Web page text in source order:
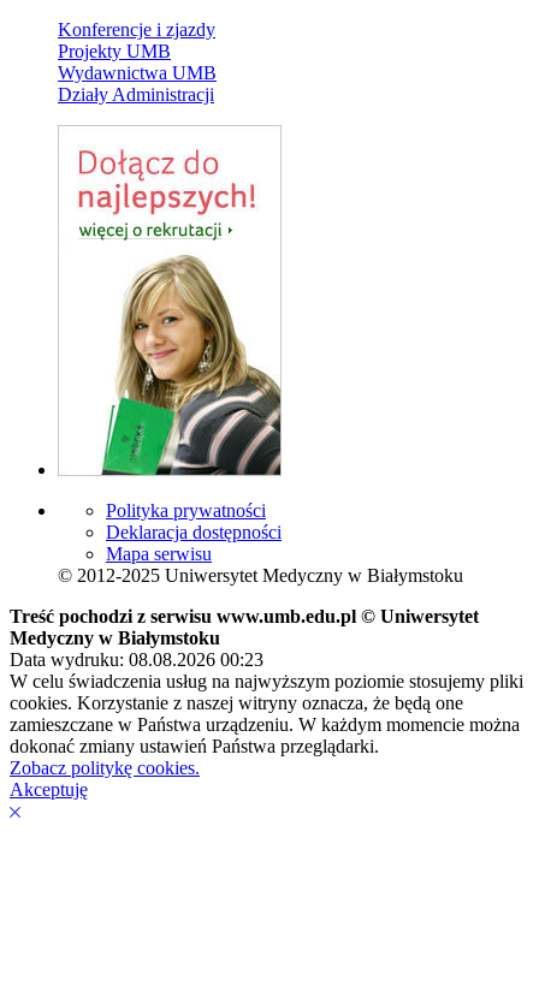
Konferencje i zjazdy
Projekty UMB
Wydawnictwa UMB
Działy Administracji
Polityka prywatności
Deklaracja dostępności
Mapa serwisu
© 2012-2025 Uniwersytet Medyczny w Białymstoku
Treść pochodzi z serwisu www.umb.edu.pl © Uniwersytet
Medyczny w Białymstoku
Data wydruku: 08.08.2026 00:23
W celu świadczenia usług na najwyższym poziomie stosujemy pliki
cookies. Korzystanie z naszej witryny oznacza, że będą one
zamieszczane w Państwa urządzeniu. W każdym momencie można
dokonać zmiany ustawień Państwa przeglądarki.
Zobacz politykę cookies.
Akceptuję